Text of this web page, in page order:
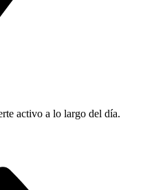
activo a lo largo del día.